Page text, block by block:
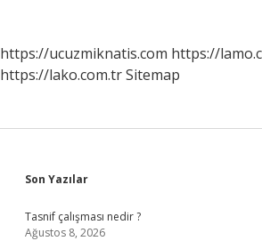
https://ucuzmiknatis.com https://
https://lako.com.trSitemap
Sidebar
Son Yazılar
Tasnif çalışması nedir ?
Ağustos 8, 2026